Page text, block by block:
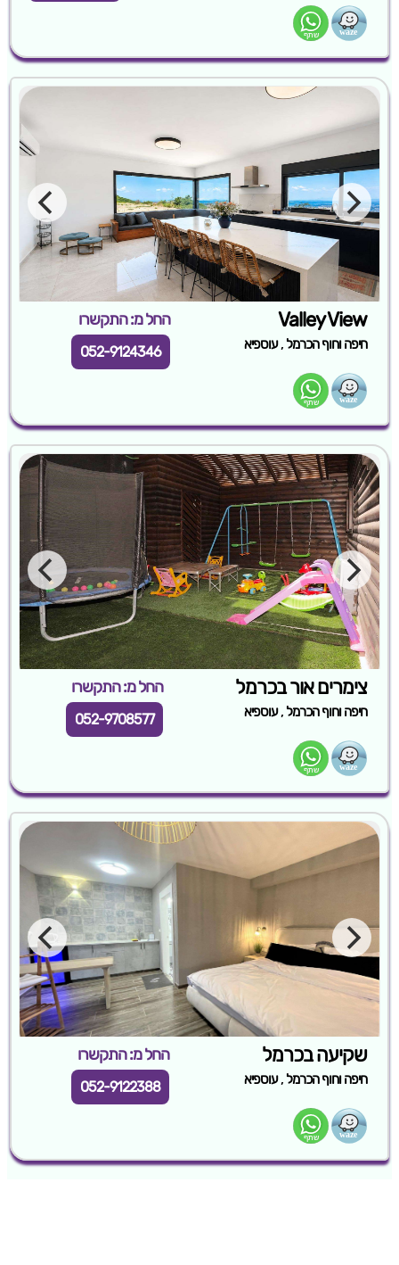
Valley View החל מ: התקשרו
חיפה וחוף הכרמל ,עוספיא 052-9124346
צימרים אור בכרמל החל מ: התקשרו
חיפה וחוף הכרמל ,עוספיא 052-9708577
שקיעה בכרמל החל מ: התקשרו
חיפה וחוף הכרמל ,עוספיא 052-9122388